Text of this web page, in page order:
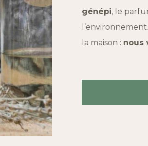
génépi, le
l’environnement.
la maison : nous